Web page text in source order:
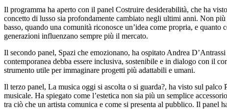
Il programma ha aperto con il panel Costruire desiderabilità, che ha
concetto di lusso sia profondamente cambiato negli ultimi anni. Non
basso, quando una comunità riconosce un’idea come propria, e
generazioni influenzano sempre più il mercato.
Il secondo panel, Spazi che emozionano, ha ospitato Andrea
contemporanea debba essere inclusiva, sostenibile e in dialogo con il
strumento utile per immaginare progetti più adattabili e umani.
Il terzo panel, La musica oggi si ascolta o si guarda?, ha visto sul
musicale. Ha spiegato come l’estetica non sia più un semplice
tra ciò che un artista comunica e come si presenta al pubblico. Il panel